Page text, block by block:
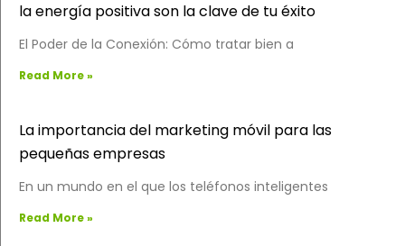
la energía positiva son la clave de tu éxito
El Poder de la Conexión: Cómo tratar bien a
Read More »
La importancia del marketing móvil para las
pequeñas empresas
En un mundo en el que los teléfonos inteligentes
Read More »